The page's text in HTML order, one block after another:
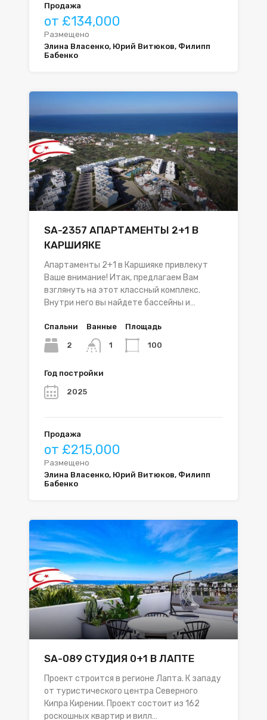
Продажа
от £134,000
Размещено
Элина Власенко, Юрий Витюков, Филипп
Бабенко
SA-2357 АПАРТАМЕНТЫ 2+1 В
КАРШИЯКЕ
Апартаменты 2+1 в Каршияке привлекут
Ваше внимание! Итак, предлагаем Вам
взглянуть на этот классный комплекс.
Внутри него вы найдете бассейны и…
Спальни
2
Ванные
1
Площадь
100
Год постройки
2025
Продажа
от £215,000
Размещено
Элина Власенко, Юрий Витюков, Филипп
Бабенко
SA-089 СТУДИЯ 0+1 В ЛАПТЕ
Проект строится в регионе Лапта. К западу
от туристического центра Северного
Кипра Кирении. Проект состоит из 162
роскошных квартир и вилл…